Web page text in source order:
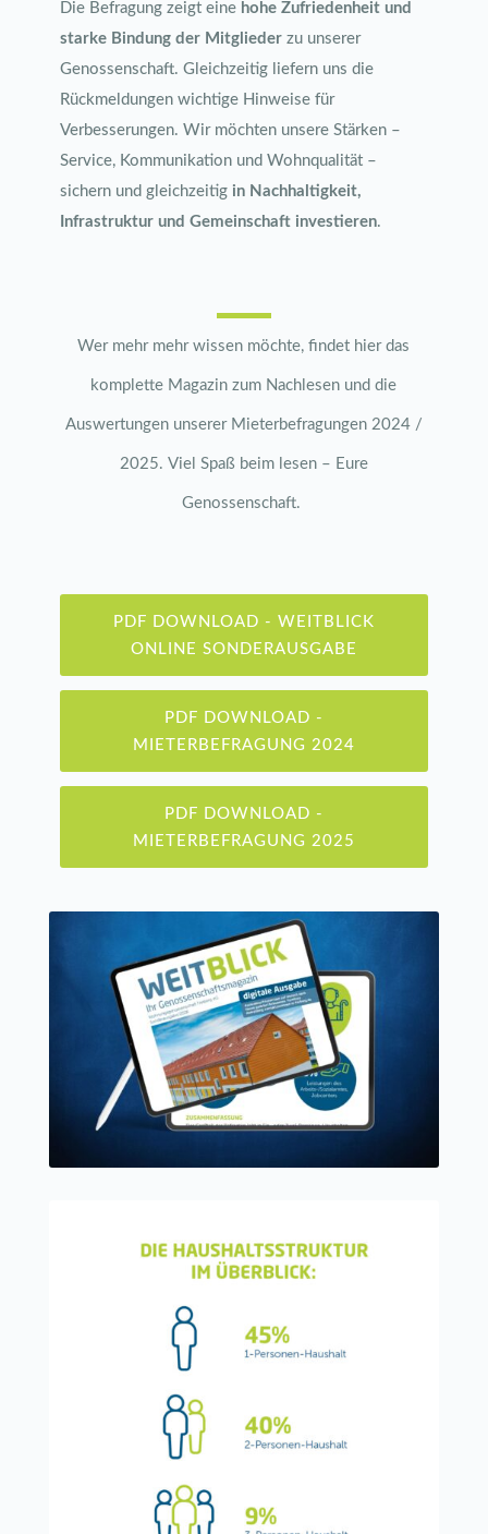
Die Befragung zeigt eine hohe Zufriedenheit und
starke Bindung der Mitgliederzu unserer
Genossenschaft. Gleichzeitig liefern uns die
Rückmeldungen wichtige Hinweise für
Verbesserungen. Wir möchten unsere Stärken –
Service, Kommunikation und Wohnqualität –
sichern und gleichzeitig in Nachhaltigkeit,
Infrastruktur und Gemeinschaft investieren.
Wer mehr mehr wissen möchte, findet hier das
komplette Magazin zum Nachlesen und die
Auswertungen unserer Mieterbefragungen 2024 /
2025. Viel Spaß beim lesen – Eure
Genossenschaft.
PDF DOWNLOAD - WEITBLICK
ONLINE SONDERAUSGABE
PDF DOWNLOAD -
MIETERBEFRAGUNG 2024
PDF DOWNLOAD -
MIETERBEFRAGUNG 2025